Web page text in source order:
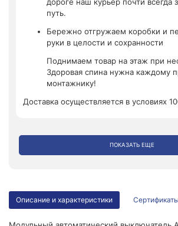
путь.
Бережно отгружаем коробки и
руки в целости и сохранности
Поднимаем товар на этаж при
Здоровая спина нужна каждому
монтажнику!
Доставка осуществляется в условиях
ПОКАЗАТЬ ЕЩЕ
Описание и характеристики Сертификаты